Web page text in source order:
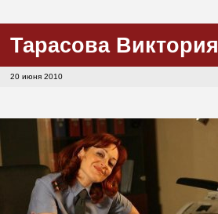
Тарасова Виктория
20 июня 2010